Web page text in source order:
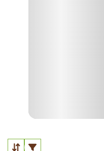
Para tornar o hobby da
há uma grande variedade